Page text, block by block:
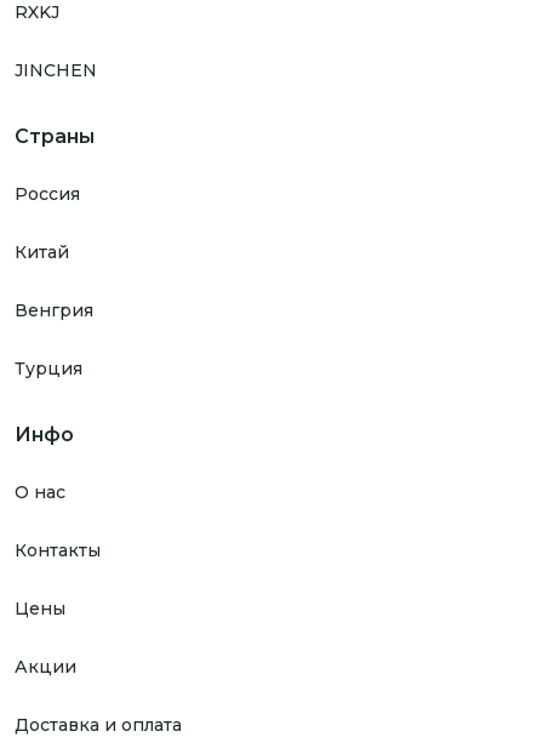
RXKJ
JINCHEN
Страны
Россия
Китай
Венгрия
Турция
Инфо
О нас
Контакты
Цены
Акции
Доставка и оплата